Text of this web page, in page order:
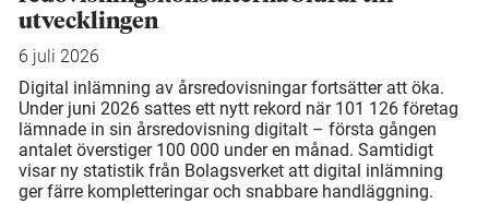
utvecklingen
6 juli 2026
Digital inlämning av årsredovisningar fortsätter att öka.
Under juni 2026 sattes ett nytt rekord när 101 126 företag
lämnade in sin årsredovisning digitalt – första gången
antalet överstiger 100 000 under en månad. Samtidigt
visar ny statistik från Bolagsverket att digital inlämning
ger färre kompletteringar och snabbare handläggning.